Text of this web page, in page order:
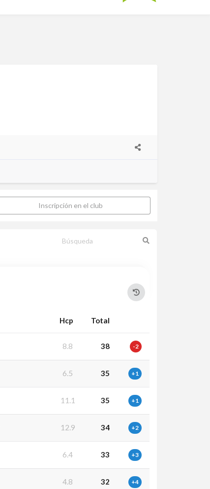
Inscripción en el club
Hcp Total
8.8 38 -2
6.5 35 +1
11.1 35 +1
12.9 34 +2
6.4 33 +3
4.8 32 +4